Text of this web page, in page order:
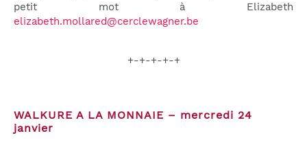
petit mot à Elizabeth
elizabeth.mollared@cerclewagner.be
+-+-+-+-+
WALKURE A LA MONNAIE – mercredi 24
janvier